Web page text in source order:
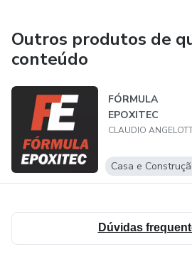
Outros produtos de
conteúdo
FÓRMULA
EPOXITEC
CLAUDIO
Casa e
Dúvidas